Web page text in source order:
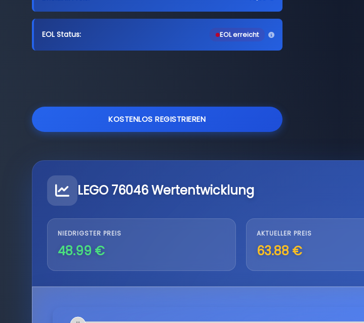
EOL Status: EOL erreicht
KOSTENLOS REGISTRIEREN
LEGO 76046 Wertentwicklung
NIEDRIGSTER PREIS
48.99 €
AKTUELLER PREIS
63.88 €